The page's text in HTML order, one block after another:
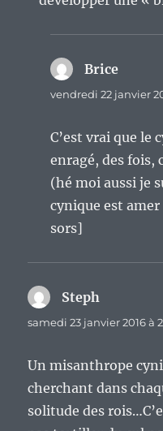
Brice
vendredi 22 janvier
C’est vrai que le
enragé, des fois,
(hé moi aussi je
cynique est
sors]
Steph
samedi 23 janvier 2016 à
Un misanthrope
cherchant dans
solitude des